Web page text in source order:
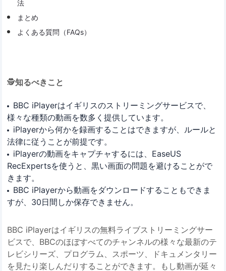
法
まとめ
よくある質問（FAQs）
🕵️‍知るべきこと
BBC iPlayerはイギリスのストリーミングサービスで、
様々な種類の動画を数多く提供しています。
iPlayerから何かを録画することはできますが、ルールと
法律に従うことが前提です。
iPlayerの動画をキャプチャするには、EaseUS
RecExpertsを使うと、黒い画面の問題を避けることがで
きます。
BBC iPlayerから動画をダウンロードすることもできま
すが、30日間しか保存できません。
BBC iPlayerはイギリスの無料ライブストリーミングサー
ビスで、BBCのほぼすべてのチャンネルの様々な最新のテ
レビシリーズ、プログラム、スポーツ、ドキュメンタリー
を見たり楽しんだりすることができます。もし動画が延々